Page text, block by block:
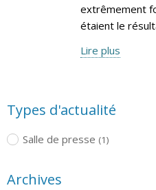
extrêmement
étaient le
Lire plus
Types d'actualité
Salle de presse (1)
Archives